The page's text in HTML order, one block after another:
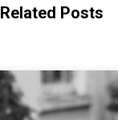
Related Posts